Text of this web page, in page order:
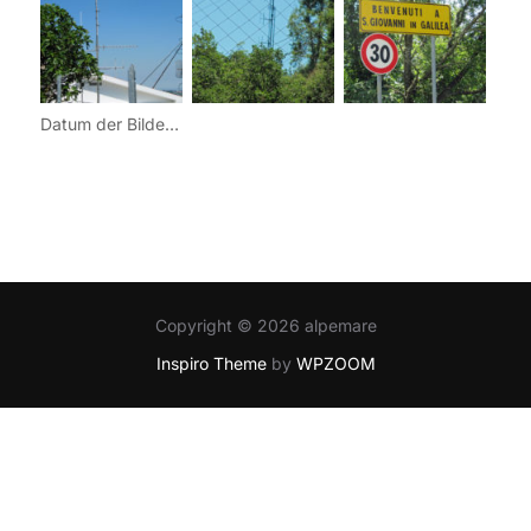
Datum der Bilder: 06. Juni 2010
Copyright © 2026 alpemare
Inspiro Themeby WPZOOM